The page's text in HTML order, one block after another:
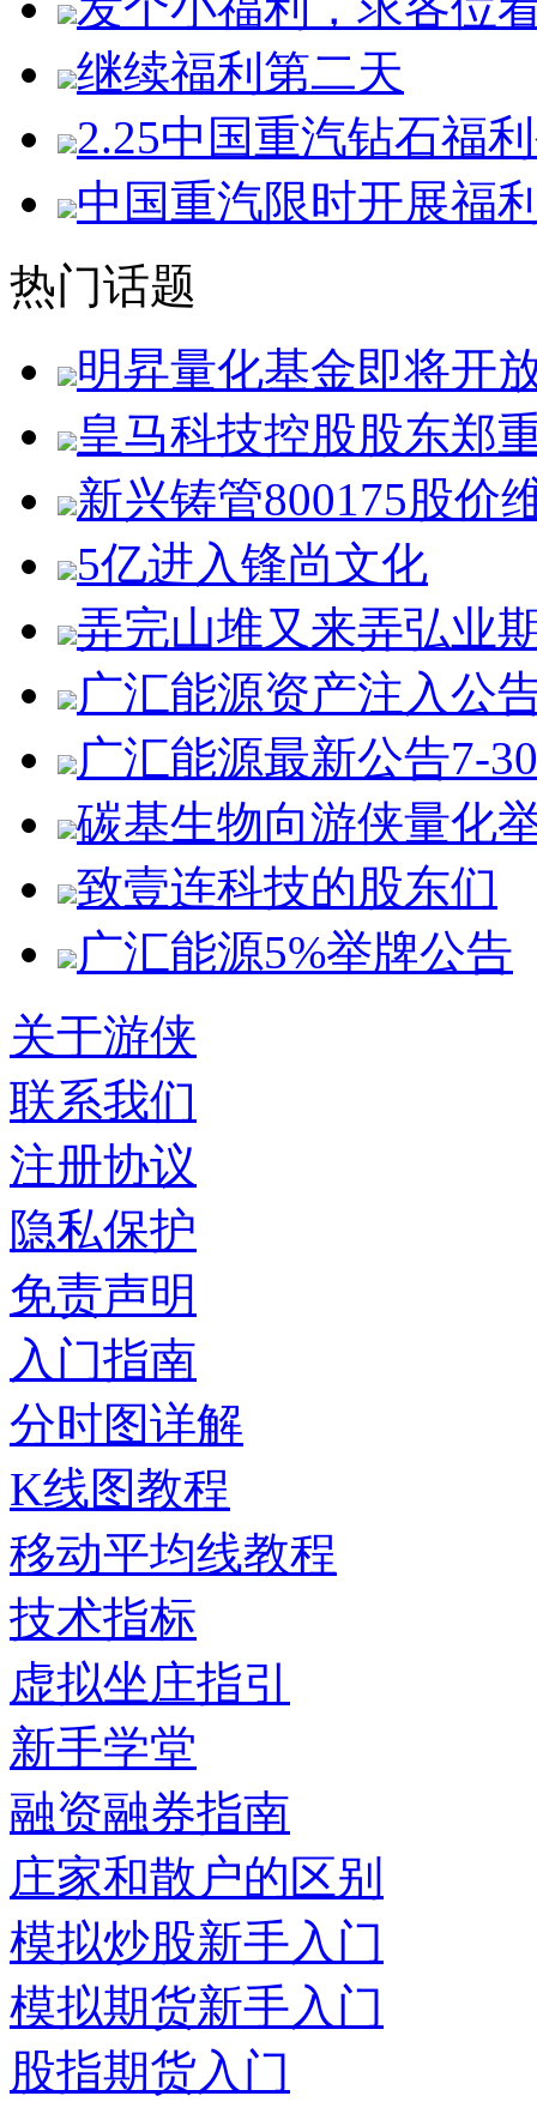
继续福利第二天
2.25中国重汽钻石福
中国重汽限时开展福
热门话题
明昇量化基金即将开
皇马科技控股股东郑
新兴铸管800175股价
5亿进入锋尚文化
弄完山堆又来弄弘业
广汇能源资产注入公
广汇能源最新公告7-30
碳基生物向游侠量化
致壹连科技的股东们
广汇能源5%举牌公告
关于游侠
联系我们
注册协议
隐私保护
免责声明
入门指南
分时图详解
K线图教程
移动平均线教程
技术指标
虚拟坐庄指引
新手学堂
融资融券指南
庄家和散户的区别
模拟炒股新手入门
模拟期货新手入门
股指期货入门